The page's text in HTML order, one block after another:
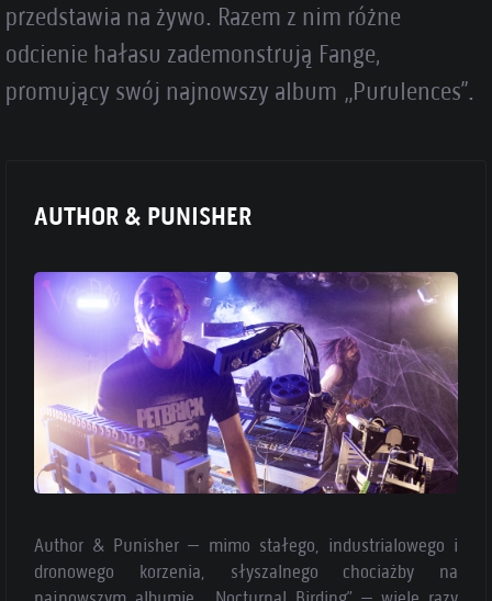
przedstawia na żywo. Razem z nim różne
odcienie hałasu zademonstrują Fange,
promujący swój najnowszy album „Purulences”.
AUTHOR & PUNISHER
Author & Punisher – mimo stałego, industrialowego i
dronowego korzenia, słyszalnego chociażby na